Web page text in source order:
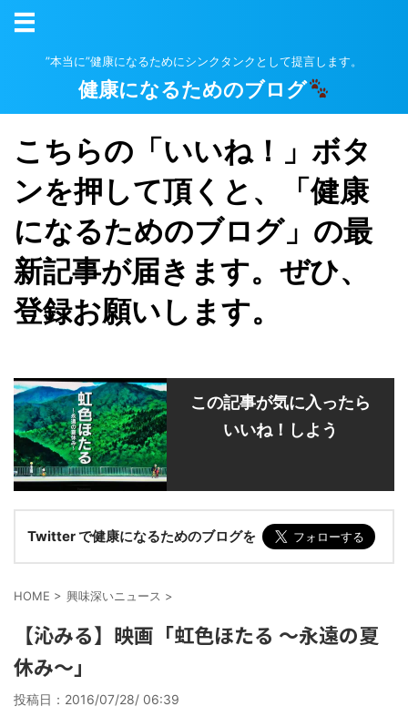
”本当に”健康になるためにシンクタンクとして提言します。
健康になるためのブログ
こちらの「いいね！」ボタ
ンを押して頂くと、「健康
になるためのブログ」の最
新記事が届きます。ぜひ、
登録お願いします。
この記事が気に入ったら
いいね！しよう
Twitter で健康になるためのブログを
HOME > 興味深いニュース >
【沁みる】映画「虹色ほたる ～永遠の夏
休み～」
投稿日： 2016/07/28/ 06:39